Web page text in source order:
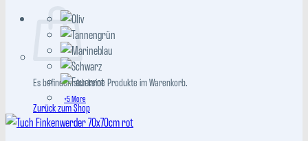
Es befinden sich keine Produkte im Warenkorb.
Zurück zum Shop
+5 More